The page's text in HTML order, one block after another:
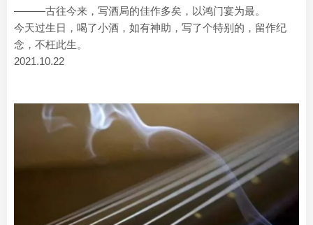
———古往今来，写酒局的佳作多矣，以鸿门宴为最。
今天过生日，喝了小酒，如有神助，写了个特别的，留作纪
念，不枉此生。
2021.10.22